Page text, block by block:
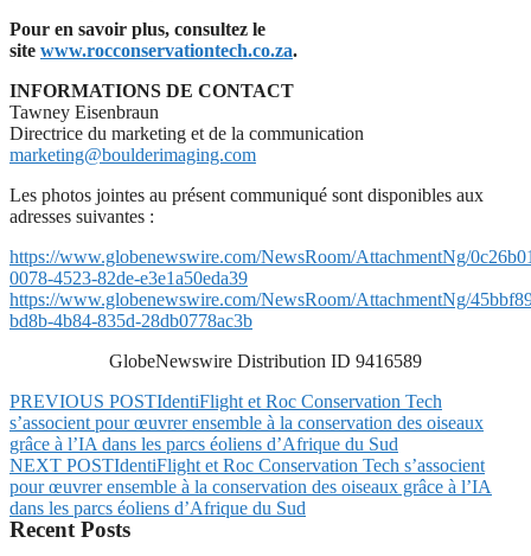
Pour en savoir plus, consultez le
site www.rocconservationtech.co.za.
INFORMATIONS DE CONTACT
Tawney Eisenbraun
Directrice du marketing et de la communication
marketing@boulderimaging.com
Les photos jointes au présent communiqué sont disponibles aux
adresses suivantes :
https://www.globenewswire.com/NewsRoom/AttachmentNg/
0078-4523-82de-e3e1a50eda39
https://www.globenewswire.com/NewsRoom/AttachmentNg/
bd8b-4b84-835d-28db0778ac3b
GlobeNewswire Distribution ID 9416589
PREVIOUS POSTIdentiFlight et Roc Conservation Tech
s’associent pour œuvrer ensemble à la conservation des oiseaux
grâce à l’IA dans les parcs éoliens d’Afrique du Sud
NEXT POSTIdentiFlight et Roc Conservation Tech s’associent
pour œuvrer ensemble à la conservation des oiseaux grâce à l’IA
dans les parcs éoliens d’Afrique du Sud
Recent Posts